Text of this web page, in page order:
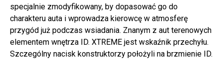
specjalnie zmodyfikowany, by dopasować go do
charakteru auta i wprowadza kierowcę w atmosferę
przygód już podczas wsiadania. Znanym z aut terenowych
elementem wnętrza ID. XTREME jest wskaźnik przechyłu.
Szczególny nacisk konstruktorzy położyli na brzmienie ID.